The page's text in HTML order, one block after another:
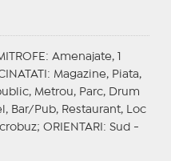
: Amenajate, 1
: Magazine, Piata,
Metrou, Parc, Drum
Bar/Pub, Restaurant, Loc
ORIENTARI : Sud -